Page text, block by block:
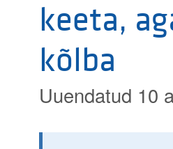
keeta,
kõlba
Uuendatud 10